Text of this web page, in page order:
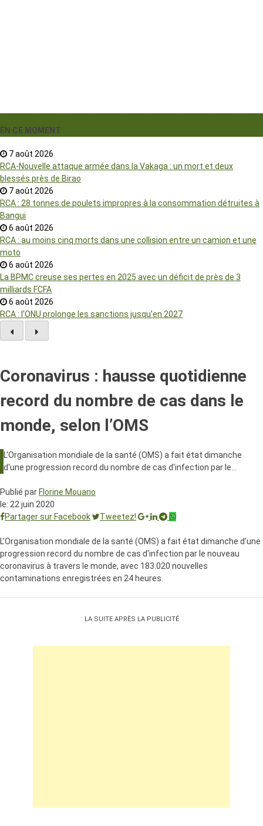
EN CE MOMENT
7 août 2026
RCA-Nouvelle attaque armée dans la Vakaga : un mort et deux
blessés près de Birao
7 août 2026
RCA : 28 tonnes de poulets impropres à la consommation détruites à
Bangui
6 août 2026
RCA : au moins cinq morts dans une collision entre un camion et une
moto
6 août 2026
La BPMC creuse ses pertes en 2025 avec un déficit de près de 3
milliards FCFA
6 août 2026
RCA : l’ONU prolonge les sanctions jusqu’en 2027
Coronavirus : hausse quotidienne
record du nombre de cas dans le
monde, selon l’OMS
L'Organisation mondiale de la santé (OMS) a fait état dimanche
d'une progression record du nombre de cas d'infection par le…
Publié parFlorine Mouano
le: 22 juin 2020
Partager sur Facebook
Tweetez!
L’Organisation mondiale de la santé (OMS) a fait état dimanche d’une
progression record du nombre de cas d’infection par le nouveau
coronavirus à travers le monde, avec 183.020 nouvelles
contaminations enregistrées en 24 heures.
LA SUITE APRÈS LA PUBLICITÉ